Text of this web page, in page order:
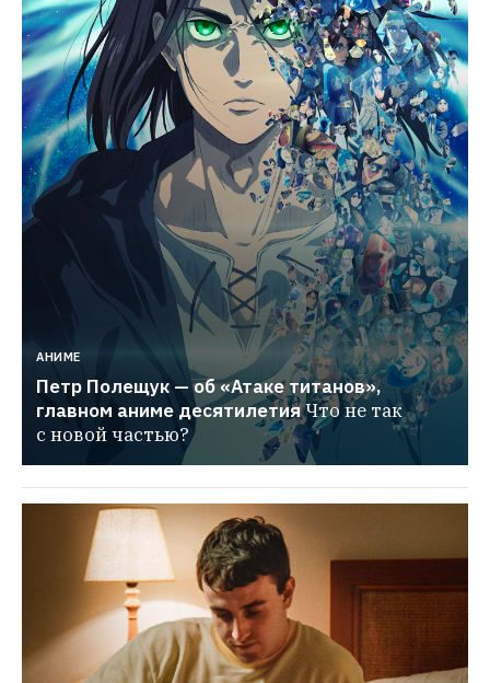
АНИМЕ
Петр Полещук — об «Атаке титанов»,
главном аниме десятилетияЧто не так
с новой частью?